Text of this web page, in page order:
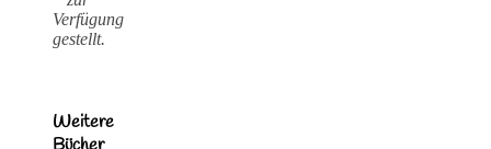
Verfügung
gestellt.
Weitere